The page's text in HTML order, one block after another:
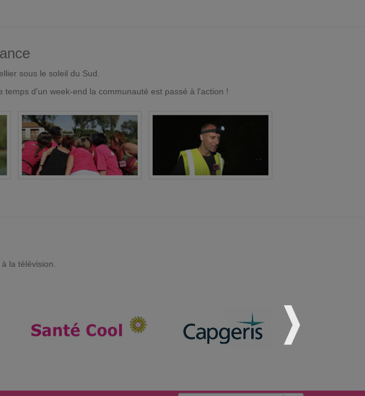
sous le soleil du Sud.
d'un week-end la communauté est passé à l'action !
la télévision.